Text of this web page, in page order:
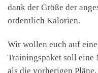
dank der Größe der
ordentlich Kalorien.
Wir wollen euch auf
Trainingspaket soll eine
als die vorherigen